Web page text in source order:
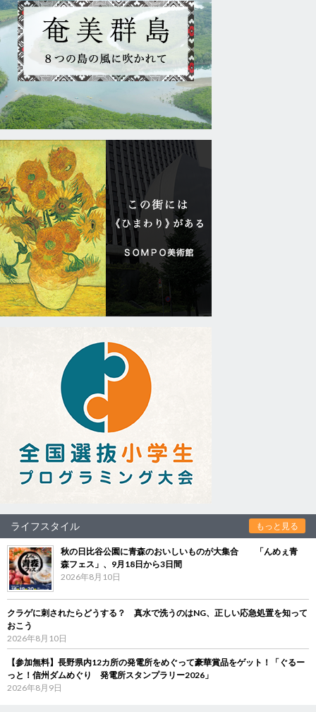
ライフスタイル もっと見る
秋の日比谷公園に青森のおいしいものが大集合 「んめぇ青
森フェス」、9月18日から3日間
2026年8月10日
クラゲに刺されたらどうする？ 真水で洗うのはNG、正しい応急処置を知って
おこう
2026年8月10日
【参加無料】長野県内12カ所の発電所をめぐって豪華賞品をゲット！「ぐるー
っと！信州ダムめぐり 発電所スタンプラリー2026」
2026年8月9日